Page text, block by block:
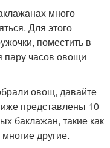
много
Для этого
поместить в
пару часов овощи
овощ, давайте
представлены 10
баклажан, такие как
другие.